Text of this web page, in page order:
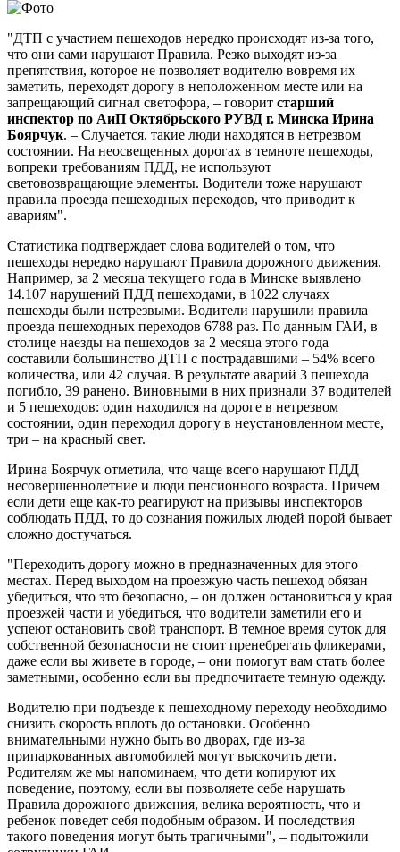
"ДТП с участием пешеходов нередко происходят из-за того,
что они сами нарушают Правила. Резко выходят из-за
препятствия, которое не позволяет водителю вовремя их
заметить, переходят дорогу в неположенном месте или на
запрещающий сигнал светофора, – говорит старший
инспектор по АиП Октябрьского РУВД г. Минска Ирина
Боярчук. – Случается, такие люди находятся в нетрезвом
состоянии. На неосвещенных дорогах в темноте пешеходы,
вопреки требованиям ПДД, не используют
световозвращающие элементы. Водители тоже нарушают
правила проезда пешеходных переходов, что приводит к
авариям".
Статистика подтверждает слова водителей о том, что
пешеходы нередко нарушают Правила дорожного движения.
Например, за 2 месяца текущего года в Минске выявлено
14.107 нарушений ПДД пешеходами, в 1022 случаях
пешеходы были нетрезвыми. Водители нарушили правила
проезда пешеходных переходов 6788 раз. По данным ГАИ, в
столице наезды на пешеходов за 2 месяца этого года
составили большинство ДТП с пострадавшими – 54% всего
количества, или 42 случая. В результате аварий 3 пешехода
погибло, 39 ранено. Виновными в них признали 37 водителей
и 5 пешеходов: один находился на дороге в нетрезвом
состоянии, один переходил дорогу в неустановленном месте,
три – на красный свет.
Ирина Боярчук отметила, что чаще всего нарушают ПДД
несовершеннолетние и люди пенсионного возраста. Причем
если дети еще как-то реагируют на призывы инспекторов
соблюдать ПДД, то до сознания пожилых людей порой бывает
сложно достучаться.
"Переходить дорогу можно в предназначенных для этого
местах. Перед выходом на проезжую часть пешеход обязан
убедиться, что это безопасно, – он должен остановиться у края
проезжей части и убедиться, что водители заметили его и
успеют остановить свой транспорт. В темное время суток для
собственной безопасности не стоит пренебрегать фликерами,
даже если вы живете в городе, – они помогут вам стать более
заметными, особенно если вы предпочитаете темную одежду.
Водителю при подъезде к пешеходному переходу необходимо
снизить скорость вплоть до остановки. Особенно
внимательными нужно быть во дворах, где из-за
припаркованных автомобилей могут выскочить дети.
Родителям же мы напоминаем, что дети копируют их
поведение, поэтому, если вы позволяете себе нарушать
Правила дорожного движения, велика вероятность, что и
ребенок поведет себя подобным образом. И последствия
такого поведения могут быть трагичными", – подытожили